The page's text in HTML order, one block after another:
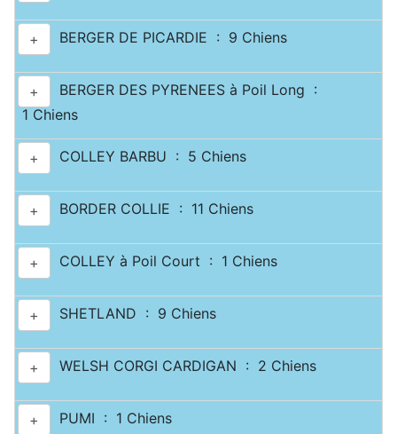
+ BERGER DE PICARDIE : 9 Chiens
+
BERGER DES PYRENEES à Poil Long :
1 Chiens
+ COLLEY BARBU : 5 Chiens
+ BORDER COLLIE : 11 Chiens
+ COLLEY à Poil Court : 1 Chiens
+ SHETLAND : 9 Chiens
+ WELSH CORGI CARDIGAN : 2 Chiens
+ PUMI : 1 Chiens